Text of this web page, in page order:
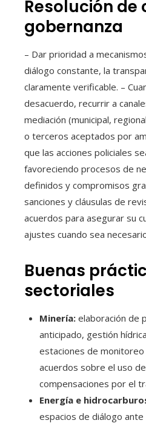
Resolución
gobernanza
– Dar prioridad a
diálogo constante, la
claramente verificable. –
desacuerdo, recurrir a
mediación (municipal,
o terceros aceptados por
que las acciones policiales
favoreciendo procesos de
definidos y compromisos
sanciones y cláusulas de
acuerdos para asegurar su
ajustes cuando sea
Buenas
sectoriales
Minería: elaboración de
anticipado, gestión
estaciones de
acuerdos sobre el uso
compensaciones por el
Energía e
espacios de diálogo